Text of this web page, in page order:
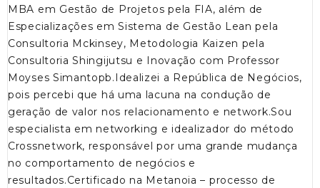
MBA em Gestão de Projetos pela FIA, além de
Especializações em Sistema de Gestão Lean pela
Consultoria Mckinsey, Metodologia Kaizen pela
Consultoria Shingijutsu e Inovação com Professor
Moyses Simantopb.Idealizei a República de Negócios,
pois percebi que há uma lacuna na condução de
geração de valor nos relacionamento e network.Sou
especialista em networking e idealizador do método
Crossnetwork, responsável por uma grande mudança
no comportamento de negócios e
resultados.Certificado na Metanoia – processo de